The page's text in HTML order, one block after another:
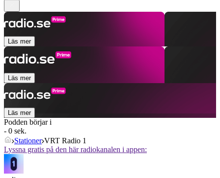
Läs mer
Läs mer
Läs mer
Podden börjar i
- 0 sek.
Stationer VRT Radio 1
Lyssna gratis på den här radiokanalen i appen: